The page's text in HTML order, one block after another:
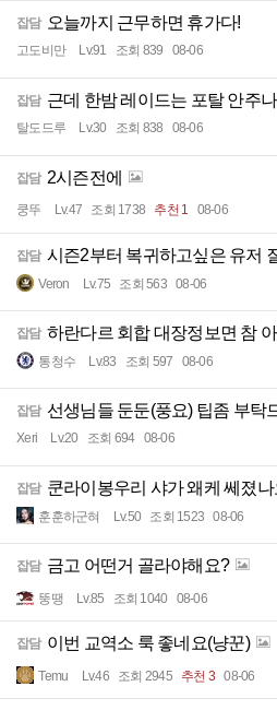
잡담 오늘까지 근무하면 휴가다!
고도비만 Lv.91 조회 839 08-06
잡담 근데 한밤 레이드는 포탈 안주
탈도드루 Lv.30 조회 838 08-06
잡담 2시즌전에
쿵뚜 Lv.47 조회 1738 추천 1 08-06
잡담 시즌2부터 복귀하고싶은 유저
Veron Lv.75 조회 563 08-06
잡담 하란다르 회합 대장정보면 참
통청수 Lv.83 조회 597 08-06
잡담 선생님들 둔둔(풍요) 팁좀 부탁
Xeri Lv.20 조회 694 08-06
잡담 쿤라이봉우리 샤가 왜케 쎄졌나
훈훈하군혀 Lv.50 조회 1523 08-06
잡담 금고 어떤거 골라야해요?
뚱땡 Lv.85 조회 1040 08-06
잡담 이번 교역소 룩 좋네요(냥꾼)
Temu Lv.46 조회 2945 추천 3 08-06